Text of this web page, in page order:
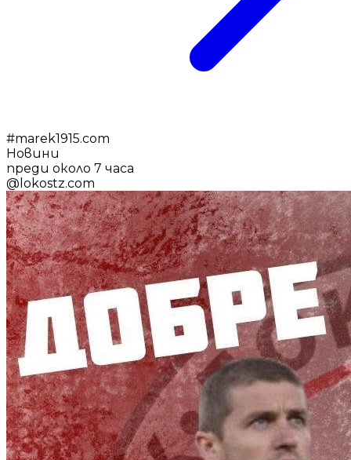
#marek1915.com
Новини
преди около 7 часа
@ lokostz.com